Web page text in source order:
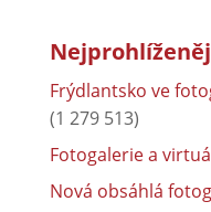
Frýdlantsko ve
(1 279 513)
Fotogalerie a
Nová obsáhlá